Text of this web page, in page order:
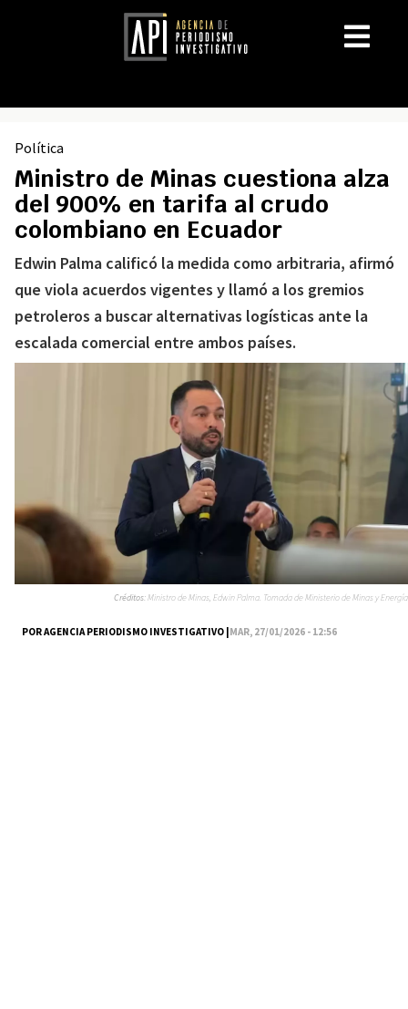
Política
Ministro de Minas cuestiona alza
del 900% en tarifa al crudo
colombiano en Ecuador
Edwin Palma calificó la medida como arbitraria, afirmó
que viola acuerdos vigentes y llamó a los gremios
petroleros a buscar alternativas logísticas ante la
escalada comercial entre ambos países.
POR AGENCIA PERIODISMO INVESTIGATIVO |MAR, 27/01/2026 - 12:56
Créditos:Ministro de Minas, Edwin Palma. Tomada de Ministerio de Minas y Energía